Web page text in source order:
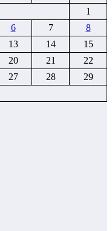
1
6 7
8
13 14
15
20 21
22
27 28
29